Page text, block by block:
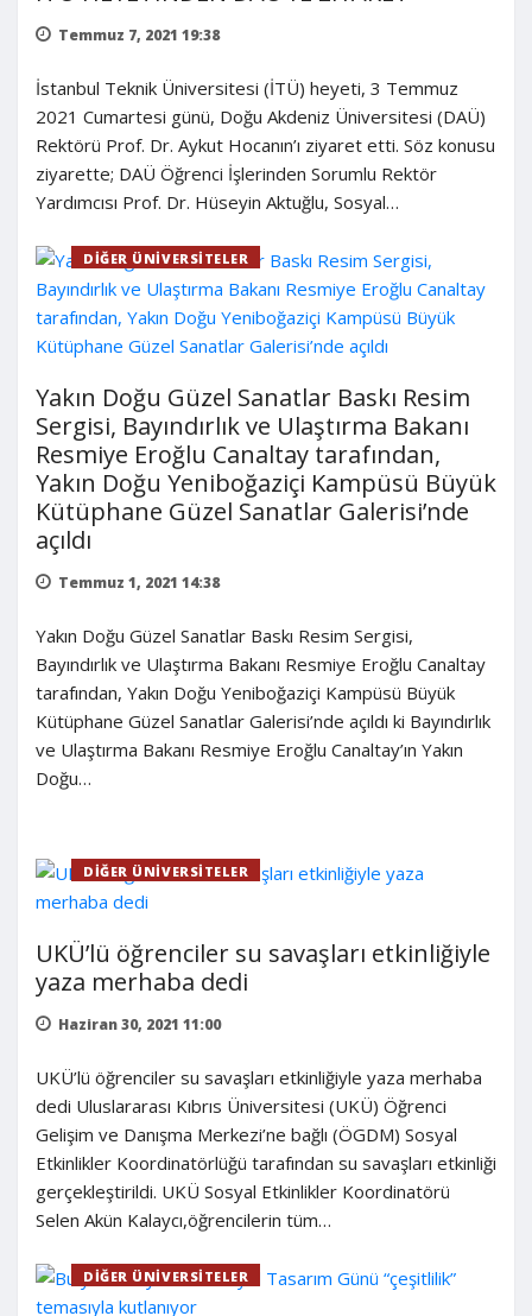
Temmuz 7, 2021 19:38
İstanbul Teknik Üniversitesi (İTÜ) heyeti, 3 Temmuz
2021 Cumartesi günü, Doğu Akdeniz Üniversitesi (DAÜ)
Rektörü Prof. Dr. Aykut Hocanın’ı ziyaret etti. Söz konusu
ziyarette; DAÜ Öğrenci İşlerinden Sorumlu Rektör
Yardımcısı Prof. Dr. Hüseyin Aktuğlu, Sosyal…
DIĞER ÜNIVERSITELER
Yakın Doğu Güzel Sanatlar Baskı Resim
Sergisi, Bayındırlık ve Ulaştırma Bakanı
Resmiye Eroğlu Canaltay tarafından,
Yakın Doğu Yeniboğaziçi Kampüsü Büyük
Kütüphane Güzel Sanatlar Galerisi’nde
açıldı
Temmuz 1, 2021 14:38
Yakın Doğu Güzel Sanatlar Baskı Resim Sergisi,
Bayındırlık ve Ulaştırma Bakanı Resmiye Eroğlu Canaltay
tarafından, Yakın Doğu Yeniboğaziçi Kampüsü Büyük
Kütüphane Güzel Sanatlar Galerisi’nde açıldı ki Bayındırlık
ve Ulaştırma Bakanı Resmiye Eroğlu Canaltay’ın Yakın
Doğu…
DIĞER ÜNIVERSITELER
UKÜ’lü öğrenciler su savaşları etkinliğiyle
yaza merhaba dedi
Haziran 30, 2021 11:00
UKÜ’lü öğrenciler su savaşları etkinliğiyle yaza merhaba
dedi Uluslararası Kıbrıs Üniversitesi (UKÜ) Öğrenci
Gelişim ve Danışma Merkezi’ne bağlı (ÖGDM) Sosyal
Etkinlikler Koordinatörlüğü tarafından su savaşları etkinliği
gerçekleştirildi. UKÜ Sosyal Etkinlikler Koordinatörü
Selen Akün Kalaycı,öğrencilerin tüm…
DIĞER ÜNIVERSITELER